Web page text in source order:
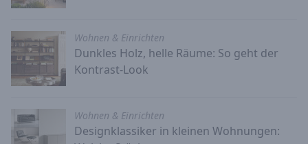
Wohnen & Einrichten
Dunkles Holz, helle Räume: So geht der
Kontrast-Look
Wohnen & Einrichten
Designklassiker in kleinen Wohnungen: